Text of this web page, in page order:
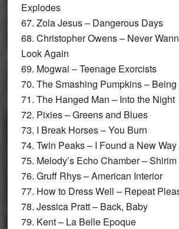
Explodes
67. Zola Jesus – Dangerous Days
68. Christopher Owens – Never
Look Again
69. Mogwai – Teenage Exorcists
70. The Smashing Pumpkins –
71. The Hanged Man – Into the Night
72. Pixies – Greens and Blues
73. I Break Horses – You Burn
74. Twin Peaks – I Found a New Way
75. Melody’s Echo Chamber – Shirim
76. Gruff Rhys – American Interior
77. How to Dress Well – Repeat
78. Jessica Pratt – Back, Baby
79. Kent – La Belle Epoque